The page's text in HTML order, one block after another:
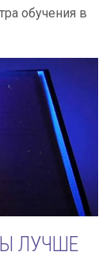
обучения в
ЛУЧШЕ